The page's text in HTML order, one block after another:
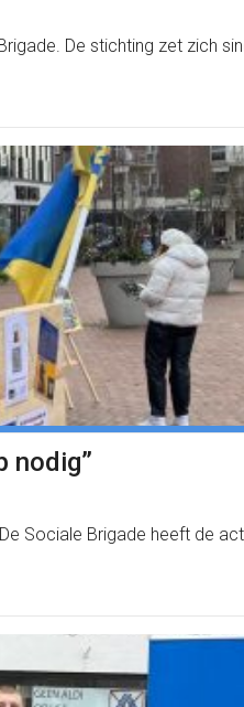
De stichting zet zich
nodig”
Sociale Brigade heeft de